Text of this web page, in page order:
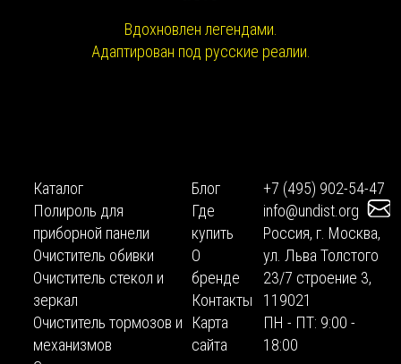
Вдохновлен легендами.
Адаптирован под русские реалии.
Каталог
Полироль для
приборной панели
Очиститель обивки
Очиститель стекол и
зеркал
Очиститель тормозов и
механизмов
Блог
Где
купить
О
бренде
Контакты
Карта
сайта
+7 (495) 902-54-47
info@undist.org
Россия, г. Москва,
ул. Льва Толстого
23/7 строение 3,
119021
ПН - ПТ: 9:00 -
18:00